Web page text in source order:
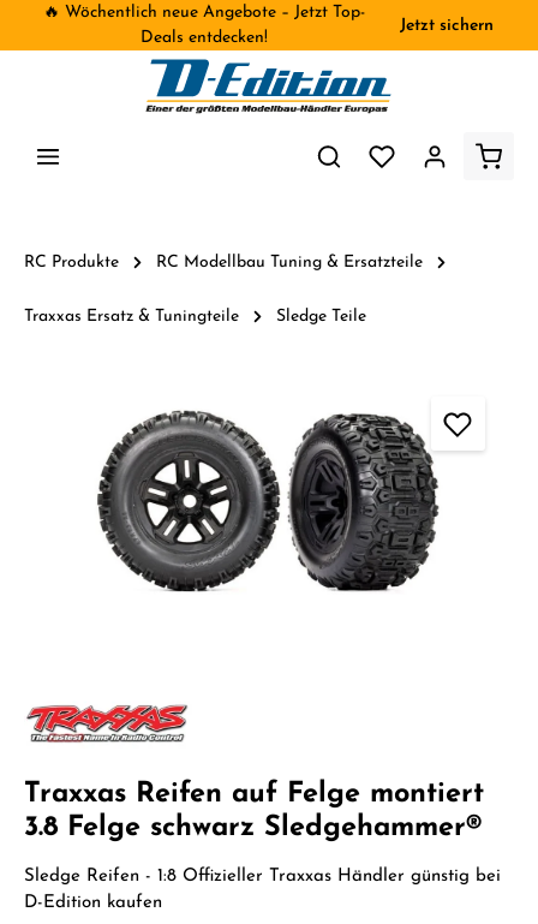
🔥 Wöchentlich neue Angebote – Jetzt Top-
Deals entdecken!
Jetzt sichern
RC Produkte RC Modellbau Tuning & Ersatzteile
Traxxas Ersatz & Tuningteile Sledge Teile
Traxxas Reifen auf Felge montiert
3.8 Felge schwarz Sledgehammer®
Sledge Reifen - 1:8 Offizieller Traxxas Händler günstig bei
D-Edition kaufen